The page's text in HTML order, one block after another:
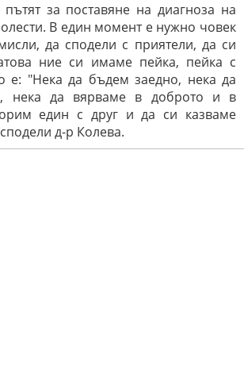
за поставяне на диагноза на
В един момент е нужно човек
да сподели с приятели, да си
ние си имаме пейка, пейка с
е: "Нека да бъдем заедно, нека да
нека да вярваме в доброто и в
един с друг и да си казваме
д-р Колева.